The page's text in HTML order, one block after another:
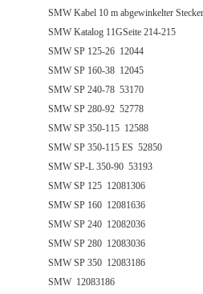
SMW Kabel 10 m abgewinkelter
SMW Katalog 11GSeite 214-215
SMW SP 125-26 12044
SMW SP 160-38 12045
SMW SP 240-78 53170
SMW SP 280-92 52778
SMW SP 350-115 12588
SMW SP 350-115 ES 52850
SMW SP-L 350-90 53193
SMW SP 125 12081306
SMW SP 160 12081636
SMW SP 240 12082036
SMW SP 280 12083036
SMW SP 350 12083186
SMW 12083186